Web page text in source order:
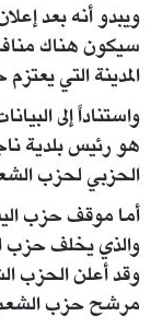
ويبدو أنه بعد
سيكون هناك
المدينة التي
واستناداً إلى
هو رئيس بلدية
الحزبي لحزب
أما موقف حزب
والذي يخلف حزب
وقد أعلن الحزب
مرشح حزب